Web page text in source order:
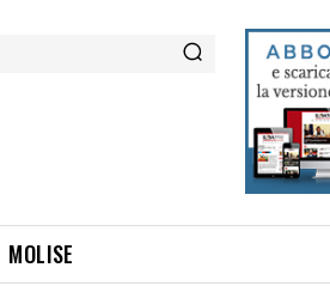
MOLISE